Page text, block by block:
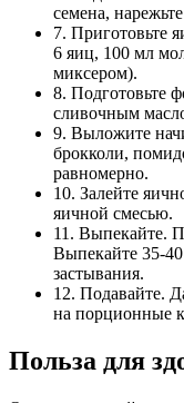
семена,
7. Приготовьте
6 яиц, 100 мл
миксером).
8. Подготовьте
сливочным
9. Выложите
брокколи,
равномерно.
10. Залейте
яичной смесью.
11. Выпекайте.
Выпекайте 35-
застывания.
12. Подавайте.
на порционные
Польза для